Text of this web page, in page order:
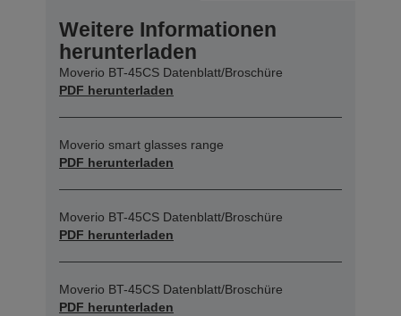
Weitere Informationen
herunterladen
Moverio BT-45CS Datenblatt/Broschüre
PDF herunterladen
Moverio smart glasses range
PDF herunterladen
Moverio BT-45CS Datenblatt/Broschüre
PDF herunterladen
Moverio BT-45CS Datenblatt/Broschüre
PDF herunterladen